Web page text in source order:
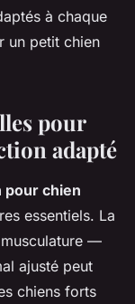
à chaque
un petit chien
pour
adapté
pour chien
essentiels. La
—
ajusté peut
chiens forts